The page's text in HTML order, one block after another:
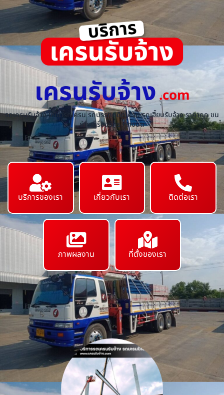
เครนรับจ้าง.com
รถเครนรับจ้าง ให้เช่ารถเครน รถบรรทุกติดเครน รถเฮี๊ยบรับจ้าง ราคาถูก ขน
ย้ายเครื่องจักร ทุกชนิด
บริการของเรา เกี่ยวกับเรา ติดต่อเรา
ภาพผลงาน ที่ตั้งของเรา